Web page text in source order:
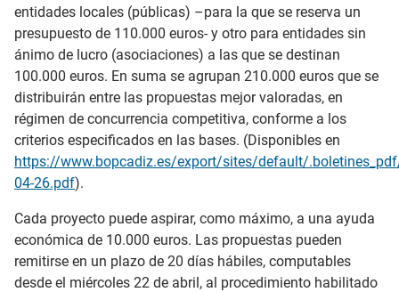
entidades locales (públicas) –para la que se reserva un
presupuesto de 110.000 euros- y otro para entidades sin
ánimo de lucro (asociaciones) a las que se destinan
100.000 euros. En suma se agrupan 210.000 euros que se
distribuirán entre las propuestas mejor valoradas, en
régimen de concurrencia competitiva, conforme a los
criterios especificados en las bases. (Disponibles en
https://www.bopcadiz.es/export/sites/default/
04-26.pdf).
Cada proyecto puede aspirar, como máximo, a una ayuda
económica de 10.000 euros. Las propuestas pueden
remitirse en un plazo de 20 días hábiles, computables
desde el miércoles 22 de abril, al procedimiento habilitado